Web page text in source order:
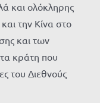
και ολόκληρης
την Κίνα στο
και των
κράτη που
του Διεθνούς